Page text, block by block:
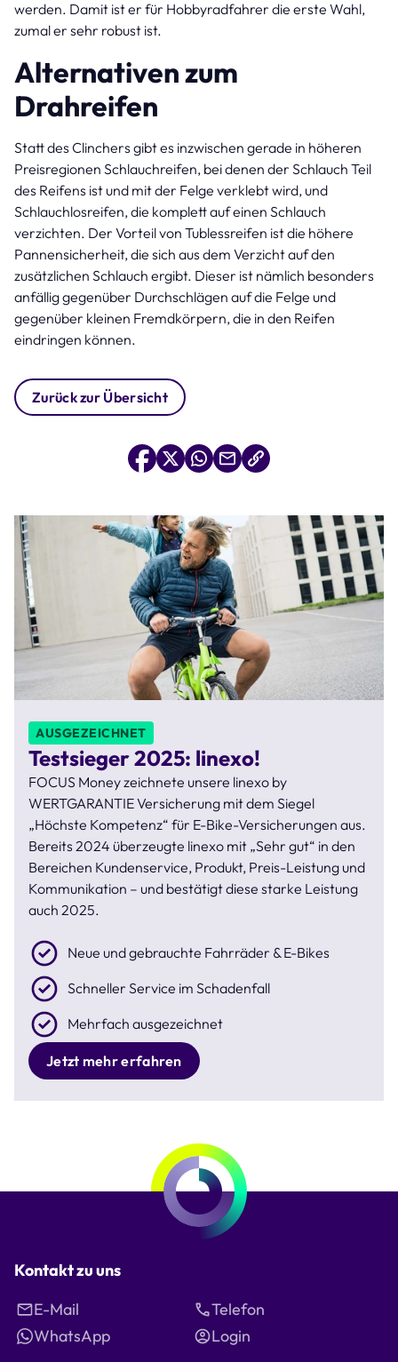
werden. Damit ist er für Hobbyradfahrer die erste Wahl,
zumal er sehr robust ist.
Alternativen zum
Drahreifen
Statt des Clinchers gibt es inzwischen gerade in höheren
Preisregionen Schlauchreifen, bei denen der Schlauch Teil
des Reifens ist und mit der Felge verklebt wird, und
Schlauchlosreifen, die komplett auf einen Schlauch
verzichten. Der Vorteil von Tublessreifen ist die höhere
Pannensicherheit, die sich aus dem Verzicht auf den
zusätzlichen Schlauch ergibt. Dieser ist nämlich besonders
anfällig gegenüber Durchschlägen auf die Felge und
gegenüber kleinen Fremdkörpern, die in den Reifen
eindringen können.
Zurück zur Übersicht
AUSGEZEICHNET
Testsieger 2025: linexo!
FOCUS Money zeichnete unsere linexo by
WERTGARANTIE Versicherung mit dem Siegel
„Höchste Kompetenz“ für E-Bike-Versicherungen aus.
Bereits 2024 überzeugte linexo mit „Sehr gut“ in den
Bereichen Kundenservice, Produkt, Preis-Leistung und
Kommunikation – und bestätigt diese starke Leistung
auch 2025.
Neue und gebrauchte Fahrräder & E-Bikes
Schneller Service im Schadenfall
Mehrfach ausgezeichnet
Jetzt mehr erfahren
Kontakt zu uns
E-Mail
Telefon
WhatsApp
Login